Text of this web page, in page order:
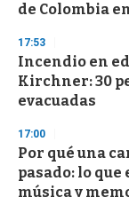
de Colombia
17:53
Incendio en
Kirchner: 30
evacuadas
17:00
Por qué una
pasado: lo
música y